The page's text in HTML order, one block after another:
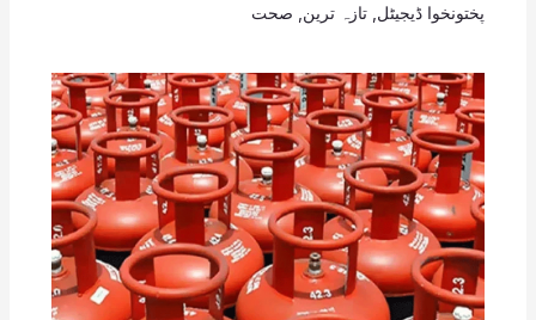
پختونخوا ڈیجیٹل تازہ ترین صحت